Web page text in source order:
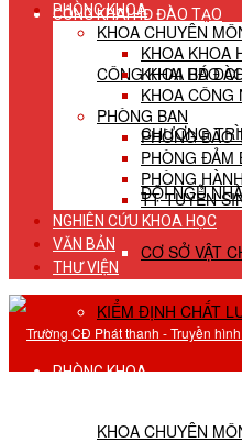
CÔNG KHAI HĐ ĐÀO TẠO
CÔNG KHAI HĐ
CHƯƠNG
ĐỘI NGŨ
CƠ SỞ VẬT
KIỂM ĐỊNH CHẤT
PHÒNG KHOA
KHOA CHUYÊN
PHÒNG KHOA
KHOA CHUYÊN
KHOA KHOA
KHOA BÁO
KHOA CÔNG
PHÒNG BAN
PHÒNG ĐÀO
PHÒNG ĐẢM
PHÒNG
TT TUYỂN
NGHIÊN CỨU KHOA HỌC
VĂN BẢN
THƯ VIỆN